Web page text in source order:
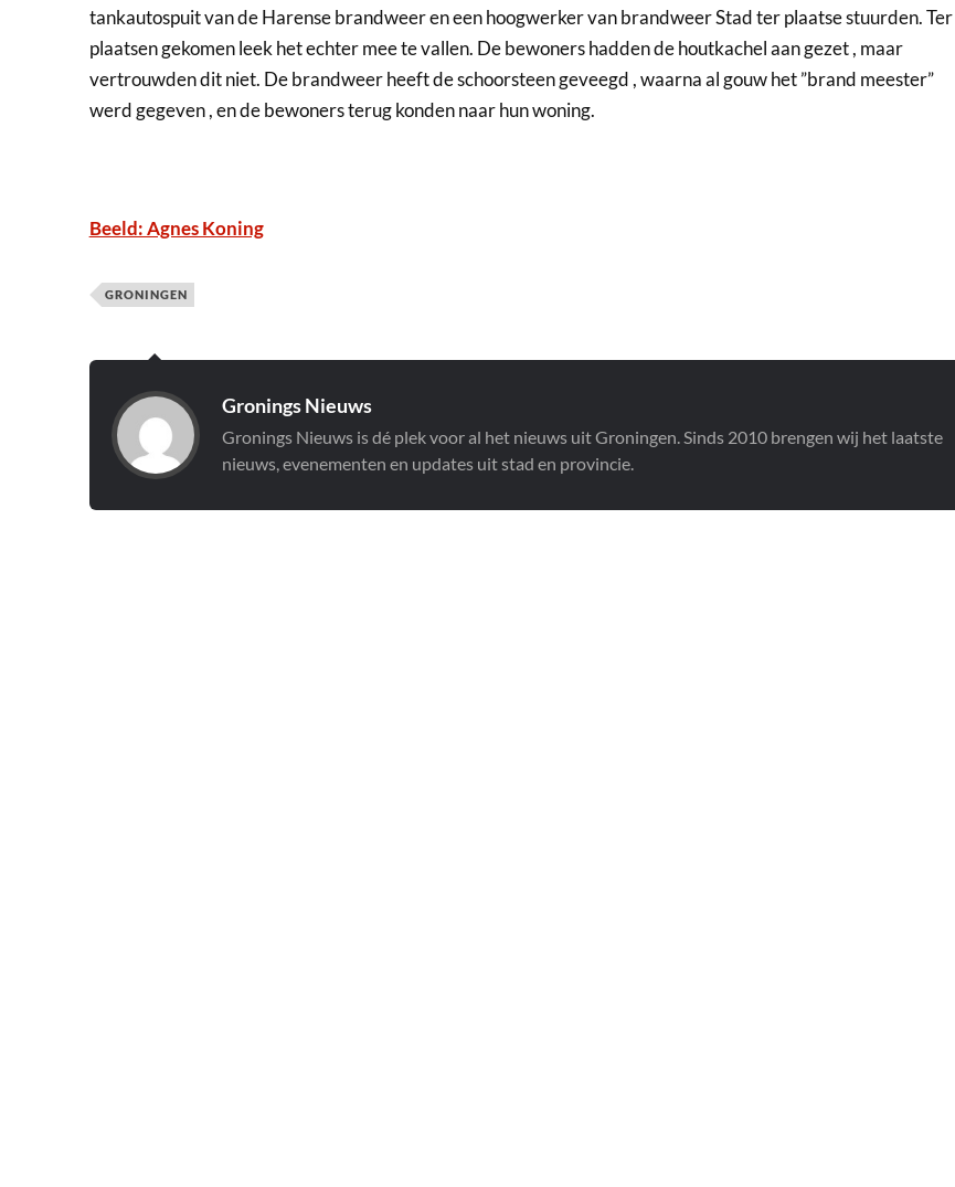
tankautospuit van de Harense brandweer en een hoogwerker van brandweer Stad ter plaatse stuurden. Ter
plaatsen gekomen leek het echter mee te vallen. De bewoners hadden de houtkachel aan gezet , maar
vertrouwden dit niet. De brandweer heeft de schoorsteen geveegd , waarna al gouw het ”brand meester”
werd gegeven , en de bewoners terug konden naar hun woning.
Beeld: Agnes Koning
GRONINGEN
Gronings Nieuws
Gronings Nieuws is dé plek voor al het nieuws uit Groningen. Sinds 2010 brengen wij het laatste
nieuws, evenementen en updates uit stad en provincie.